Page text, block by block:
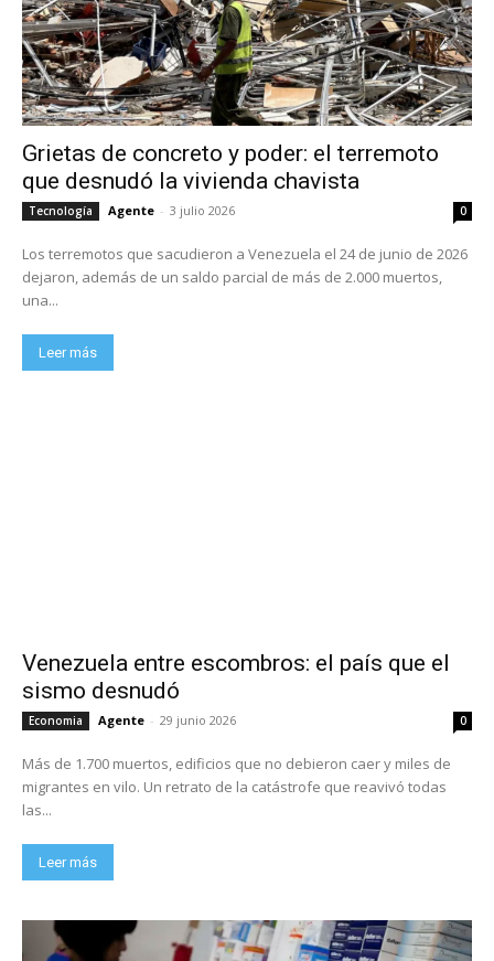
Grietas de concreto y poder: el terremoto
que desnudó la vivienda chavista
Tecnología Agente - 3 julio 2026 0
Los terremotos que sacudieron a Venezuela el 24 de junio de 2026
dejaron, además de un saldo parcial de más de 2.000 muertos,
una...
Leer más
Venezuela entre escombros: el país que el
sismo desnudó
Economia Agente - 29 junio 2026 0
Más de 1.700 muertos, edificios que no debieron caer y miles de
migrantes en vilo. Un retrato de la catástrofe que reavivó todas
las...
Leer más